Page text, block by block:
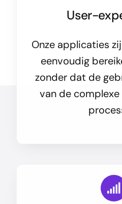
User-
Onze applicaties
eenvoudig
zonder dat de
van de